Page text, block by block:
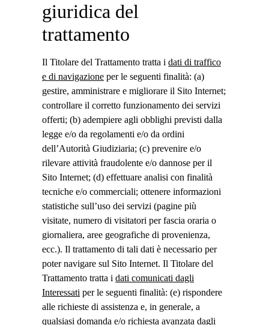
giuridica del
trattamento
Il Titolare del Trattamento tratta i dati di traffico
e di navigazione per le seguenti finalità: (a)
gestire, amministrare e migliorare il Sito Internet;
controllare il corretto funzionamento dei servizi
offerti; (b) adempiere agli obblighi previsti dalla
legge e/o da regolamenti e/o da ordini
dell’Autorità Giudiziaria; (c) prevenire e/o
rilevare attività fraudolente e/o dannose per il
Sito Internet; (d) effettuare analisi con finalità
tecniche e/o commerciali; ottenere informazioni
statistiche sull’uso dei servizi (pagine più
visitate, numero di visitatori per fascia oraria o
giornaliera, aree geografiche di provenienza,
ecc.). Il trattamento di tali dati è necessario per
poter navigare sul Sito Internet. Il Titolare del
Trattamento tratta i dati comunicati dagli
Interessati per le seguenti finalità: (e) rispondere
alle richieste di assistenza e, in generale, a
qualsiasi domanda e/o richiesta avanzata dagli